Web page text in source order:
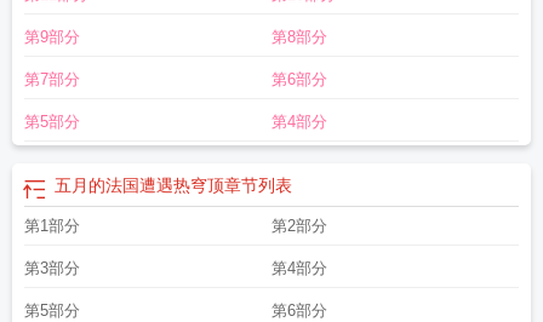
训学校五月生日花 五月天阿信摔下舞台6天
瑰瓷砖是哪个厂家
五月天大公仔回厦门过年五月的猪男命运如何
诵稿五月晴空赴吴桥杂技大世界 五月慢种植方法和时间
断专利五月份属什么生肖五月龄女婴手术离世后续五月天演唱会门票官网五
店 五月鲜桃品种介绍 五月双色球收官晒票来袭
命五月的田野阅读答案 五月的鲜花阅读理解五月冬眠熊胆粉
情五月天科技取得定位裁切装置专利 五月蚂蚁庄园
去哪里旅游?
五月花口腔诊所金融街
第9部分 第8部分
第7部分 第6部分
第5部分 第4部分
五月的法国遭遇热穹顶章节列表
第1部分 第2部分
第3部分 第4部分
第5部分 第6部分